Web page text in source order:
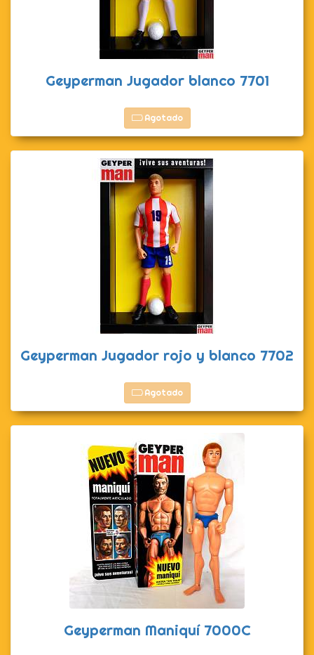
Geyperman Jugador blanco 7701
Agotado
Geyperman Jugador rojo y blanco 7702
Agotado
Geyperman Maniquí 7000C